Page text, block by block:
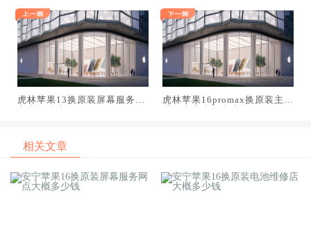
虎林苹果13换原装屏幕服务网
虎林苹果16promax换原装主板
相关文章